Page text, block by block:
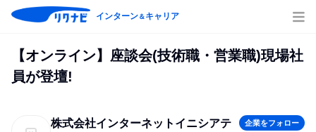
インターン＆キャリア
【オンライン】座談会(技術職・営業職)現場社
員が登壇!
株式会社インターネットイニシアテ
企業をフォロー